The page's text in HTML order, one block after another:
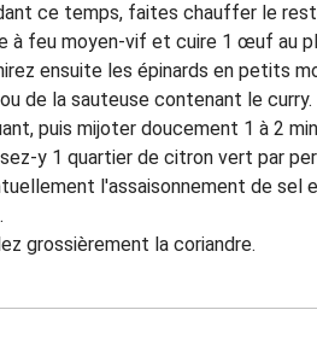
ce temps, faites chauffer le
à feu moyen-vif et cuire 1 œuf au
ensuite les épinards en petits
de la sauteuse contenant le curry.
puis mijoter doucement 1 à 2
y 1 quartier de citron vert par
l'assaisonnement de sel
grossièrement la coriandre.